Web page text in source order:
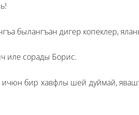
былангъан дигер копеклер,
иле сорады Борис.
бир хавфлы шей дуймай,